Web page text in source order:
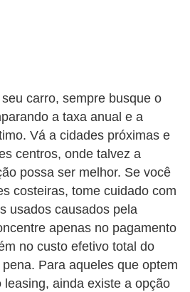
carro, sempre busque o
a taxa anual e a
Vá a cidades próximas e
centros, onde talvez a
possa ser melhor. Se você
costeiras, tome cuidado com
usados causados pela
apenas no pagamento
no custo efetivo total do
Para aqueles que optem
leasing, ainda existe a opção